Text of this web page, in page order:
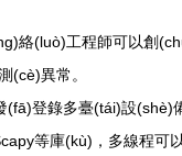
絡(luò)工程師可以創
(cè)異常。
(fā)登錄多臺(tái)設
等庫(kù)，多線程可